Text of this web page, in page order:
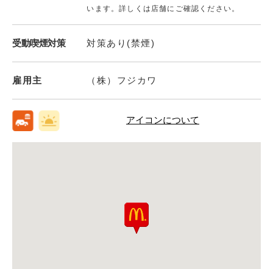
います。詳しくは店舗にご確認ください。
受動喫煙対策 対策あり(禁煙)
雇用主 （株）フジカワ
アイコンについて